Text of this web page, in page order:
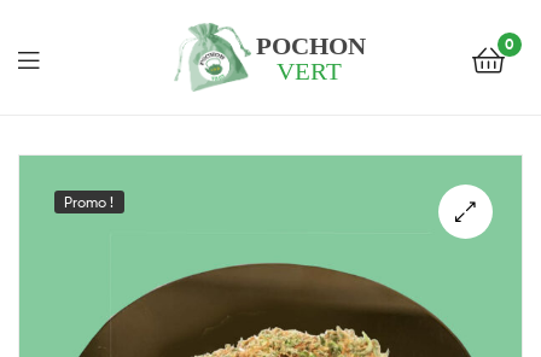
0
Promo !